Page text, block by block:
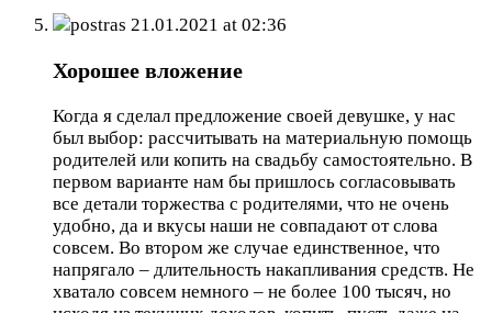
postras 21.01.2021 at 02:36
Хорошее вложение
Когда я сделал предложение своей девушке, у нас
был выбор: рассчитывать на материальную помощь
родителей или копить на свадьбу самостоятельно. В
первом варианте нам бы пришлось согласовывать
все детали торжества с родителями, что не очень
удобно, да и вкусы наши не совпадают от слова
совсем. Во втором же случае единственное, что
напрягало – длительность накапливания средств. Не
хватало совсем немного – не более 100 тысяч, но